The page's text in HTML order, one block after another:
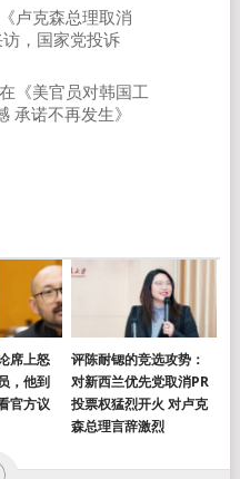
卢克森总理取消
，国家党投诉
《美官员对韩国工
承诺不再发生》
席上怒
，他到
官方议
评陈耐锶的竞选攻势：
对新西兰优先党取消PR
投票权猛烈开火 对卢克
森总理言辞激烈